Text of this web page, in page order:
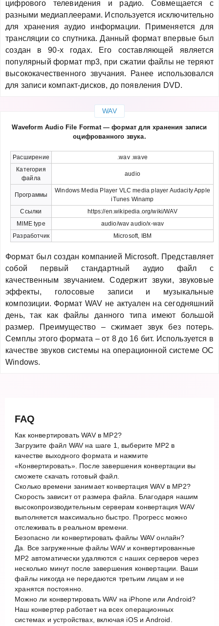
цифрового телевидения и радио. Совмещается с
разными медиаплеерами. Используется исключительно
для хранения аудио информации. Применяется для
трансляции со спутника. Данный формат впервые был
создан в 90-х годах. Его составляющей является
популярный формат mp3, при сжатии файлы не теряют
высококачественного звучания. Ранее использовался
для записи компакт-дисков, до появления DVD.
WAV
Waveform Audio File Format — формат для хранения записи
оцифрованного звука.
Расширение
.wav .wave
Категория
файла
audio
Программы
Windows Media Player VLC media player Audacity Apple
iTunes Winamp
Ссылки
https://en.wikipedia.org/wiki/WAV
MIME type
audio/wav audio/x-wav
Разработчик
Microsoft, IBM
Формат был создан компанией Microsoft. Представляет
собой первый стандартный аудио файл с
качественным звучанием. Содержит звуки, звуковые
эффекты, голосовые записи и музыкальные
композиции. Формат WAV не актуален на сегодняшний
день, так как файлы данного типа имеют большой
размер. Преимущество – сжимает звук без потерь.
Семплы этого формата – от 8 до 16 бит. Используется в
качестве звуков системы на операционной системе OC
Windows.
FAQ
Как конвертировать WAV в MP2?
Загрузите файл WAV на шаге 1, выберите MP2 в
качестве выходного формата и нажмите
«Конвертировать». После завершения конвертации вы
сможете скачать готовый файл.
Сколько времени занимает конвертация WAV в MP2?
Скорость зависит от размера файла. Благодаря нашим
высокопроизводительным серверам конвертация WAV
выполняется максимально быстро. Прогресс можно
отслеживать в реальном времени.
Безопасно ли конвертировать файлы WAV онлайн?
Да. Все загруженные файлы WAV и конвертированные
MP2 автоматически удаляются с наших серверов через
несколько минут после завершения конвертации. Ваши
файлы никогда не передаются третьим лицам и не
хранятся постоянно.
Можно ли конвертировать WAV на iPhone или Android?
Наш конвертер работает на всех операционных
системах и устройствах, включая iOS и Android.